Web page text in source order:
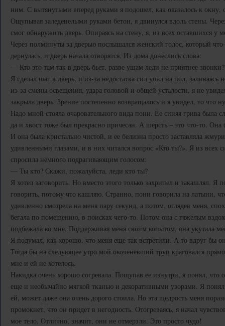
ним. С вытянутыми вперед руками я подошел, как оказалось к
Ощупывая заледенелыми руками бетон, я двинулся вдоль стены.
смог обнаружить дверь. Опираясь на стену, я, из всех оставшихся у
Через полминуты за дверью послышался женский голос, который
дернулась, и дверь начала отворятся. Из дома донеслись слова:
— Кто это там так в дверь бьет, разве ушам леди не приятнее
Я сделал шаг в дверь, и из-за недостатка сил упал на пол,
из-за смены освещения, удара головой и общей усталости, я не
закрыла дверь. Зрение постепенно возвращалось и я увидел, то что
Надо мной стояла очаровательного вида пони. Ее синяя грива была
да и хвост тоже был прекрасно причесан. А шерсть – это что-то. Она
И она была кристально чистой, и ее белизна просто заставляла
удивленными глазами, и в них читался вопрос «Кто ты?». Я из всех
спросила немного подрагивающим голосом:
— Ты кто? Скажи, пожалуйста, леди кто ты?
Я хотел заговорить. Но вместо этого только захрипел и закашлял. Я
говорить, потому что кашляю. Странно, пони говорила на латыни,
удивленно смотрела на меня пару секунд, а потом, оглядев меня,
бегала по помещению, в поисках чего-то. Потом она с тяжелым
подбежала ко мне. Поддерживая меня своим копытом, она укутала
Я подумал, как хорошо, что меня еще так встретили. А то вдруг бы
Тогда бы на следующее утро мой окоченевший труп красовался
мне и ей не хотелось.
Накидка очень хорошо согревала. Пощупав ее изнутри, я понял,
еще и необычайно мягкой тканью и декоративными узорами. Я
ей, может даже она очень дорого стоила. Но эта щедрость меня
промокнет, что он придет в негодность. Отогреваясь, я начал
мое тело. Отлично, значит, они не отмерзли. Это просто чудо!